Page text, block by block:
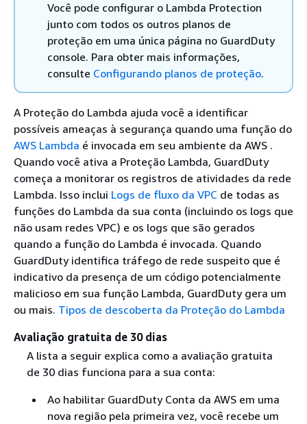
Você pode configurar o Lambda Protection
junto com todos os outros planos de
proteção em uma única página no GuardDuty
console. Para obter mais informações,
consulte Configurando planos de proteção.
A Proteção do Lambda ajuda você a identificar
possíveis ameaças à segurança quando uma função do
AWS Lambda é invocada em seu ambiente da AWS .
Quando você ativa a Proteção Lambda, GuardDuty
começa a monitorar os registros de atividades da rede
Lambda. Isso inclui Logs de fluxo da VPC de todas as
funções do Lambda da sua conta (incluindo os logs que
não usam redes VPC) e os logs que são gerados
quando a função do Lambda é invocada. Quando
GuardDuty identifica tráfego de rede suspeito que é
indicativo da presença de um código potencialmente
malicioso em sua função Lambda, GuardDuty gera um
ou mais. Tipos de descoberta da Proteção do Lambda
Avaliação gratuita de 30 dias
A lista a seguir explica como a avaliação gratuita
de 30 dias funciona para a sua conta:
Ao habilitar GuardDuty Conta da AWS em uma
nova região pela primeira vez, você recebe um